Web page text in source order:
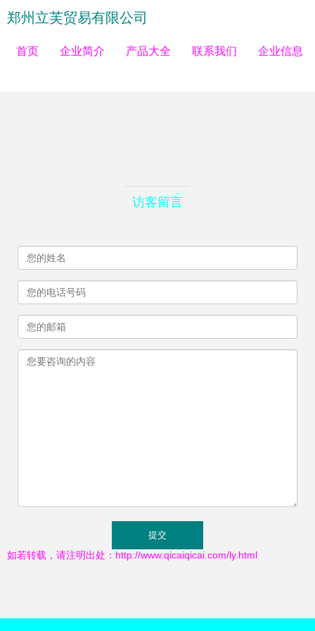
郑州立芙贸易有限公司
首页 企业简介 产品大全 联系我们 企业信息
访客留言
如若转载，请注明出处：http://www.qicaiqicai.com/ly.html